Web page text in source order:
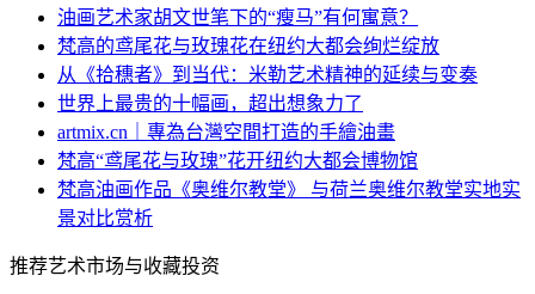
油画艺术家胡文世笔下的“瘦马”有何寓意？
梵高的鸢尾花与玫瑰花在纽约大都会绚烂绽放
从《拾穗者》到当代：米勒艺术精神的延续与变奏
世界上最贵的十幅画，超出想象力了
artmix.cn｜專為台灣空間打造的手繪油畫
梵高“鸢尾花与玫瑰”花开纽约大都会博物馆
梵高油画作品《奥维尔教堂》 与荷兰奥维尔教堂实地实
景对比赏析
推荐艺术市场与收藏投资